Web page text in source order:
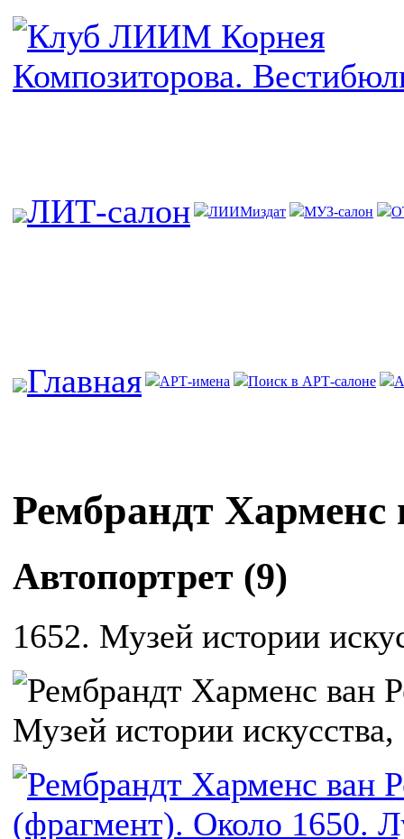
ЛИТ-салон ЛИИМиздат МУЗ-салон
Главная АРТ-имена Поиск в АРТ-салоне
Рембрандт Харменс
Автопортрет (9)
1652. Музей истории